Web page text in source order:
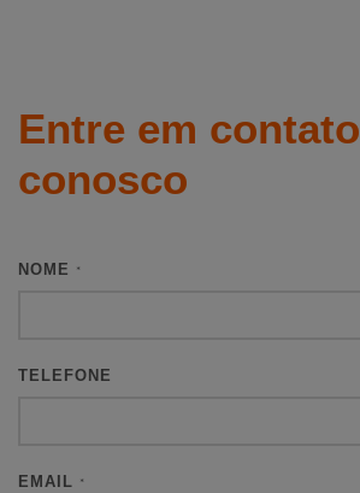
Entre em contato
conosco
NOME *
TELEFONE
EMAIL *